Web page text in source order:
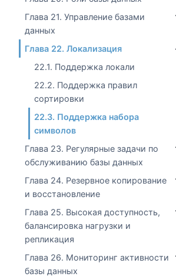
Глава 21. Управление базами
данных
Глава 22. Локализация
22.1. Поддержка локали
22.2. Поддержка правил
сортировки
22.3. Поддержка набора
символов
Глава 23. Регулярные задачи по
обслуживанию базы данных
Глава 24. Резервное копирование
и восстановление
Глава 25. Высокая доступность,
балансировка нагрузки и
репликация
Глава 26. Мониторинг активности
базы данных